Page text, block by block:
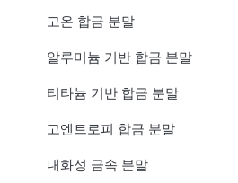
고온 합금 분말
알루미늄 기반 합금 분말
티타늄 기반 합금 분말
고엔트로피 합금 분말
내화성 금속 분말